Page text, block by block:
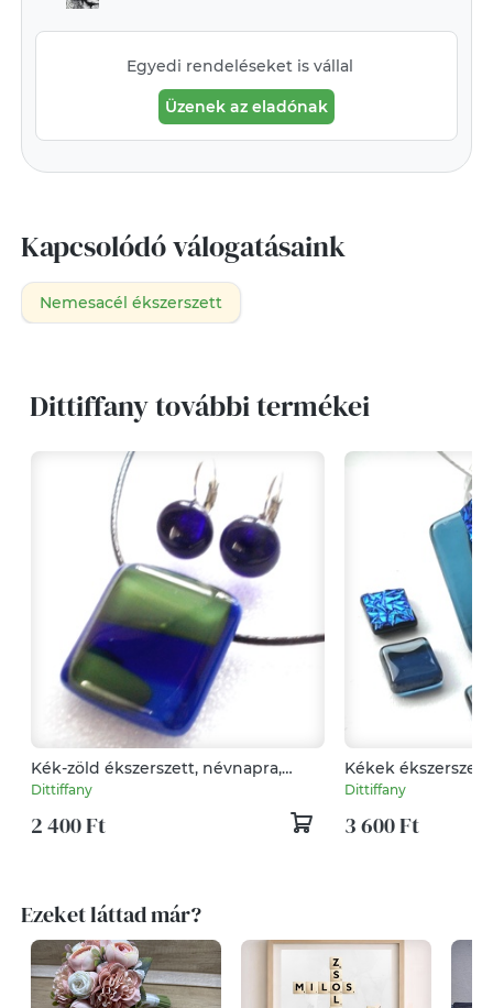
Egyedi rendeléseket is vállal
Üzenek az eladónak
Kapcsolódó válogatásaink
Nemesacél ékszerszett
Dittiffany további termékei
Kék-zöld ékszerszett, névnapra,
születésnapra.
Dittiffany
2 400 Ft
Kékek ékszerszett, ajándék
névnapra,
Dittiffany
3 600 Ft
Ezeket láttad már?